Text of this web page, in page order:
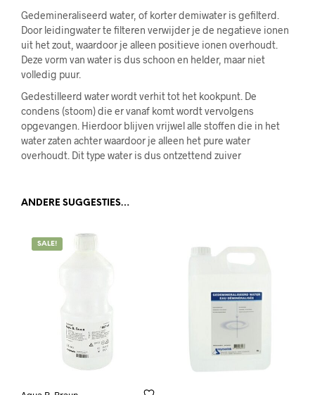
Gedemineraliseerd water, of korter demiwater is gefilterd.
Door leidingwater te filteren verwijder je de negatieve ionen
uit het zout, waardoor je alleen positieve ionen overhoudt.
Deze vorm van water is dus schoon en helder, maar niet
volledig puur.
Gedestilleerd water wordt verhit tot het kookpunt. De
condens (stoom) die er vanaf komt wordt vervolgens
opgevangen. Hierdoor blijven vrijwel alle stoffen die in het
water zaten achter waardoor je alleen het pure water
overhoudt. Dit type water is dus ontzettend zuiver
ANDERE SUGGESTIES…
SALE!